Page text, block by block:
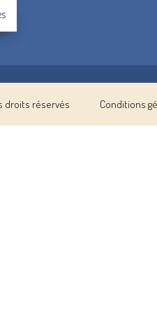
droits réservés Conditions